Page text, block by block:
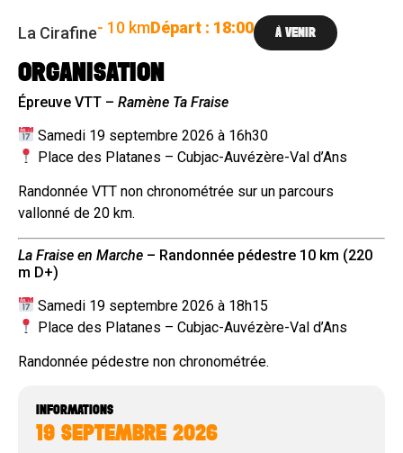
La Cirafine- 10 kmDépart : 18:00 À VENIR
ORGANISATION
Épreuve VTT – Ramène Ta Fraise
Samedi 19 septembre 2026 à 16h30
Place des Platanes – Cubjac-Auvézère-Val d’Ans
Randonnée VTT non chronométrée sur un parcours
vallonné de 20 km.
La Fraise en Marche – Randonnée pédestre 10 km (220
m D+)
Samedi 19 septembre 2026 à 18h15
Place des Platanes – Cubjac-Auvézère-Val d’Ans
Randonnée pédestre non chronométrée.
INFORMATIONS
19 SEPTEMBRE 2026